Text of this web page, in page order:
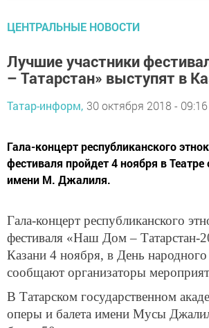
ЦЕНТРАЛЬНЫЕ НОВОСТИ
Лучшие участники
– Татарстан» выступят в
Татар-информ, 30 октября 2018 - 09:16
Гала-концерт республиканского
фестиваля пройдет 4 ноября в
имени М. Джалиля.
Гала-концерт республиканского
фестиваля «Наш Дом – Татарстан-
Казани 4 ноября, в День народного
сообщают организаторы
В Татарском государственном
оперы и балета имени Мусы